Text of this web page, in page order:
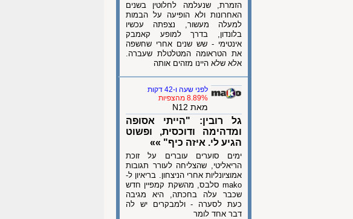
הזמרת, שנעלמה לחלוטין בשנים
האחרונות ולא הופיעה על הבמות
למעלה מעשור, נצפתה עכשיו
בלונדון, בדרך למופע קאמבק
אינטימי - שש שנים אחרי שחשפה
את הטראומה המטלטלת שעברה.
אלא שלא היינו מזהים אותה
לפני שעה ו-42 דקות
8.89% מהצפיות
מאת N12
גל רובין: "הייתי אסופה
ומדהימה ודוכסית, ופשוט
הגיע לי. איזה כיף" »»
ימים סוערים עוברים על זוכת
הריאליטי, שהצליחה לעורר תגובות
אמוציונליות אחרי הניצחון. בריאיון ל-
mako סלבס, מהשקת קמפיין חדש
שכבר עלה בחכתה, היא מגיבה
כעת לסערה - ולמבקרים יש לה
דבר אחד לומר